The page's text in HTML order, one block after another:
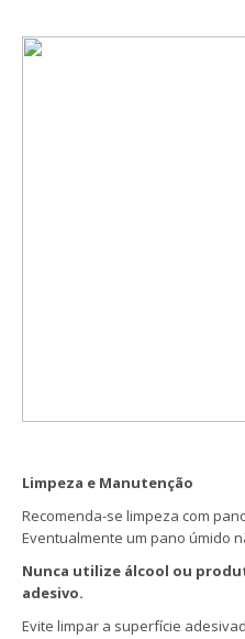
Limpeza e Manutenção
Recomenda-se limpeza com
Eventualmente um pano úmido
Nunca utilize álcool ou
adesivo.
Evite limpar a superfície